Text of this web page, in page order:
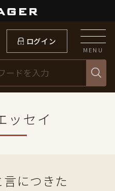
ログイン
MENU
ッセイ
につきた